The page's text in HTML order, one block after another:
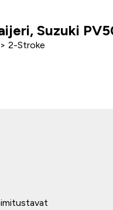
Suzuki
2-Stroke